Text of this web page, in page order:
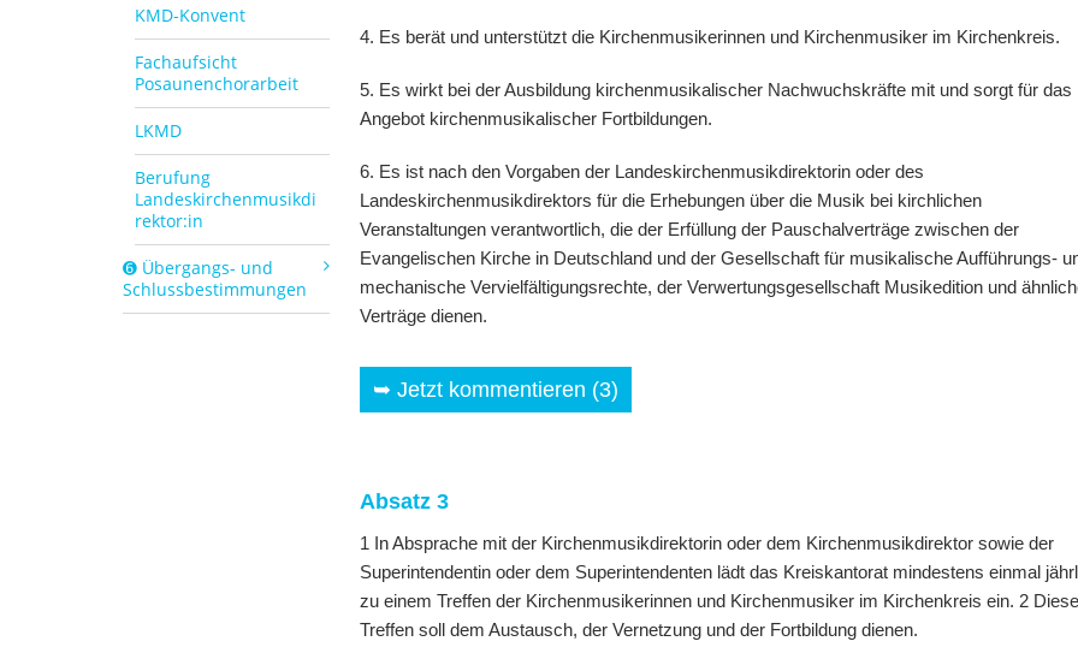
KMD-Konvent
Fachaufsicht
Posaunenchorarbeit
LKMD
Berufung
Landeskirchenmusikdi
rektor:in
➏ Übergangs- und
Schlussbestimmungen
4. Es berät und unterstützt die Kirchenmusikerinnen und Kirchenmusiker im Kirchenkreis.
5. Es wirkt bei der Ausbildung kirchenmusikalischer Nachwuchskräfte mit und sorgt für das
Angebot kirchenmusikalischer Fortbildungen.
6. Es ist nach den Vorgaben der Landeskirchenmusikdirektorin oder des
Landeskirchenmusikdirektors für die Erhebungen über die Musik bei kirchlichen
Veranstaltungen verantwortlich, die der Erfüllung der Pauschalverträge zwischen der
Evangelischen Kirche in Deutschland und der Gesellschaft für musikalische Aufführungs-
mechanische Vervielfältigungsrechte, der Verwertungsgesellschaft Musikedition und
Verträge dienen.
➥ Jetzt kommentieren (3)
Absatz 3
1 In Absprache mit der Kirchenmusikdirektorin oder dem Kirchenmusikdirektor sowie der
Superintendentin oder dem Superintendenten lädt das Kreiskantorat mindestens einmal
zu einem Treffen der Kirchenmusikerinnen und Kirchenmusiker im Kirchenkreis ein. 2
Treffen soll dem Austausch, der Vernetzung und der Fortbildung dienen.